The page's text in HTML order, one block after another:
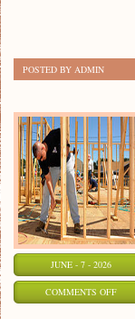
POSTED BY ADMIN
JUNE - 7 - 2026
COMMENTS OFFON